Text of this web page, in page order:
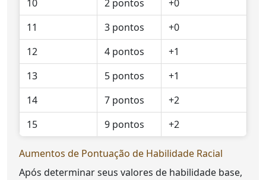
10
2 pontos
+0
11
3 pontos
+0
12
4 pontos
+1
13
5 pontos
+1
14
7 pontos
+2
15
9 pontos +2
Aumentos de Pontuação de Habilidade Racial
Após determinar seus valores de habilidade base,